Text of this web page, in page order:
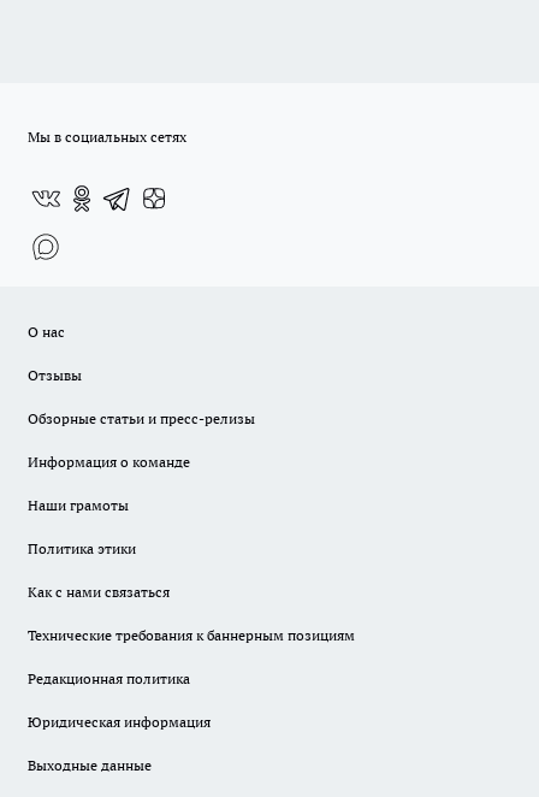
Мы в социальных сетях
О нас
Отзывы
Обзорные статьи и пресс-релизы
Информация о команде
Наши грамоты
Политика этики
Как с нами связаться
Технические требования к баннерным позициям
Редакционная политика
Юридическая информация
Выходные данные